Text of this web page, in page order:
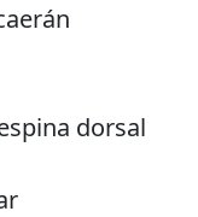
dorsal